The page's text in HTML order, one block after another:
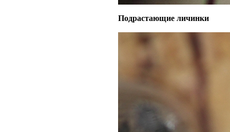
Подрастающие личинки